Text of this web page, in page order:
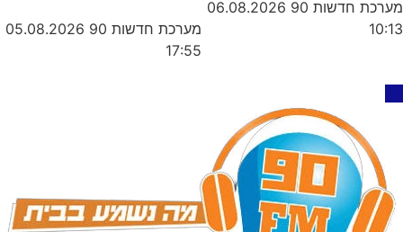
מערכת חדשות 90
06.08.2026
10:13
מערכת חדשות 90
05.08.2026
17:55